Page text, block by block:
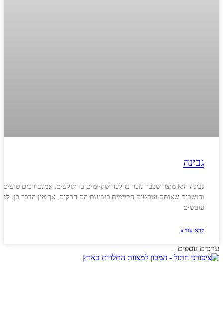
גבינה
גבינה הוא מוצר שכבר נזכר בהלכה שקיימים בו תולעים. אמנם רבים טועים
וחושבים שאותם עובשים הקיימים בגבינות הם חרקים, אך אין הדבר כן.
עובשים
קרא עוד »
ערכים נוספים